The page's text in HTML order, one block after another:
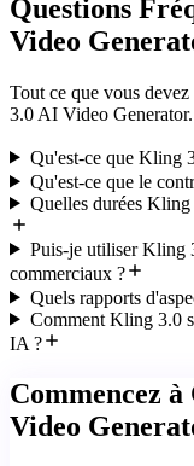
Questions
Video
Tout ce que vous
3.0 AI Video Generator.
Qu'est-ce que Kling
Qu'est-ce que le
Quelles durées
Puis-je utiliser Kling
commerciaux ?
Quels rapports
Comment Kling 3.0
IA ?
Commencez
Video